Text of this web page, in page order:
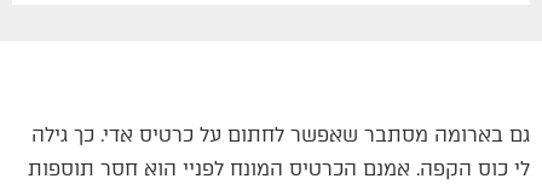
גם בארומה מסתבר שאפשר לחתום על כרטיס אדי. כך גילה
לי כוס הקפה. אמנם הכרטיס המונח לפניי הוא חסר תוספות